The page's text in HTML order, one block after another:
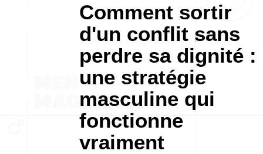
Comment sortir
d'un conflit sans
perdre sa dignité :
une stratégie
masculine qui
fonctionne
vraiment